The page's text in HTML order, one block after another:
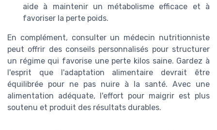
aide à maintenir un métabolisme efficace et à
favoriser la perte poids.
En complément, consulter un médecin nutritionniste
peut offrir des conseils personnalisés pour structurer
un régime qui favorise une perte kilos saine. Gardez à
l'esprit que l'adaptation alimentaire devrait être
équilibrée pour ne pas nuire à la santé. Avec une
alimentation adéquate, l'effort pour maigrir est plus
soutenu et produit des résultats durables.